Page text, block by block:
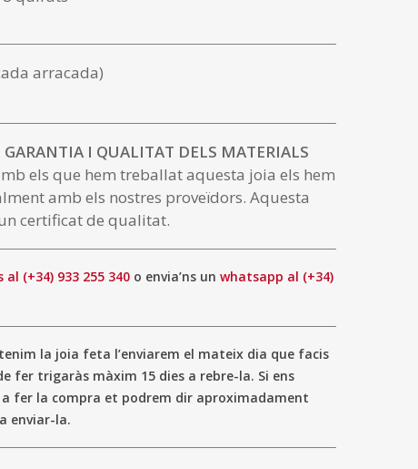
arracada)
GARANTIA I QUALITAT DELS MATERIALS
els que hem treballat aquesta joia els hem
amb els nostres proveïdors. Aquesta
certificat de qualitat.
al (+34) 933 255 340 o envia’ns unwhatsapp al (+34)
tenim la joia feta l’enviarem el mateix dia que facis
fer trigaràs màxim 15 dies a rebre-la. Si ens
fer la compra et podrem dir aproximadament
enviar-la.